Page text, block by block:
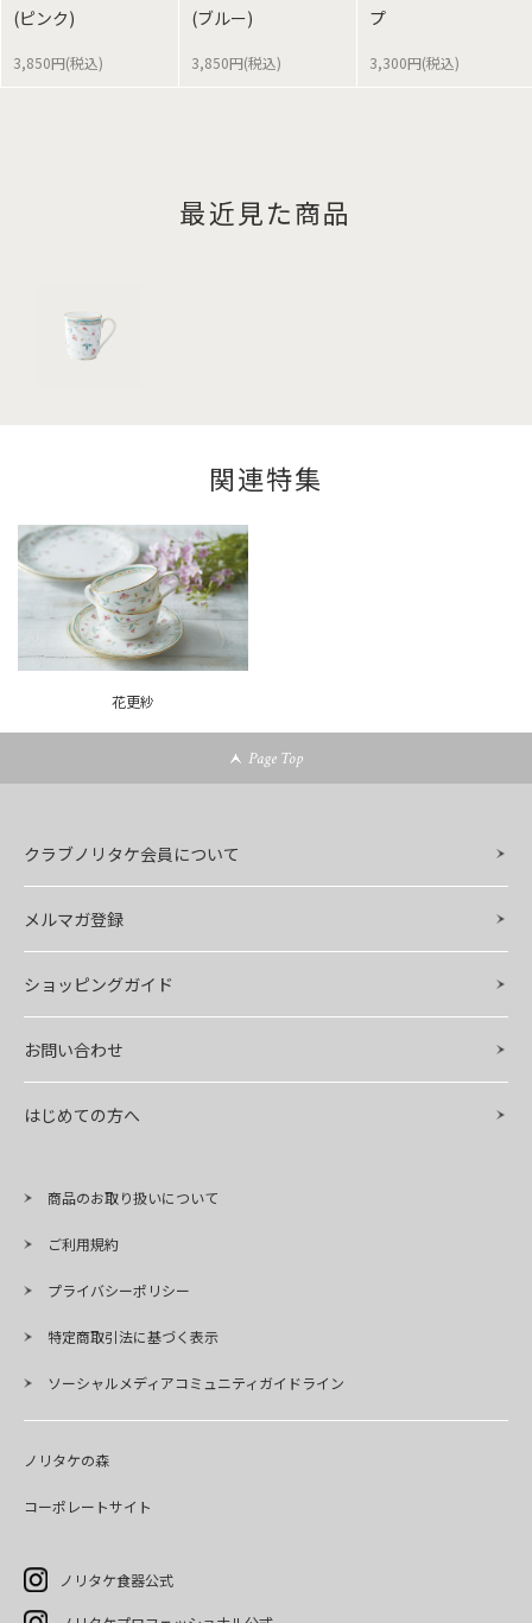
(ピンク)
3,850円(税込)
(ブルー)
3,850円(税込)
プ
3,300円(税込)
最近見た商品
関連特集
花更紗
Page Top
クラブノリタケ会員について
メルマガ登録
ショッピングガイド
お問い合わせ
はじめての方へ
商品のお取り扱いについて
ご利用規約
プライバシーポリシー
特定商取引法に基づく表示
ソーシャルメディアコミュニティガイドライン
ノリタケの森
コーポレートサイト
ノリタケ食器公式